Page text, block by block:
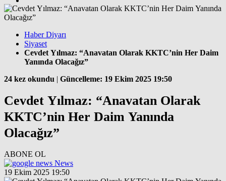
Haber Diyarı
Siyaset
Cevdet Yılmaz: “Anavatan Olarak KKTC’nin Her Daim
Yanında Olacağız”
24 kez okundu | Güncelleme: 19 Ekim 2025 19:50
Cevdet Yılmaz: “Anavatan Olarak
KKTC’nin Her Daim Yanında
Olacağız”
ABONE OL
News
19 Ekim 2025 19:50